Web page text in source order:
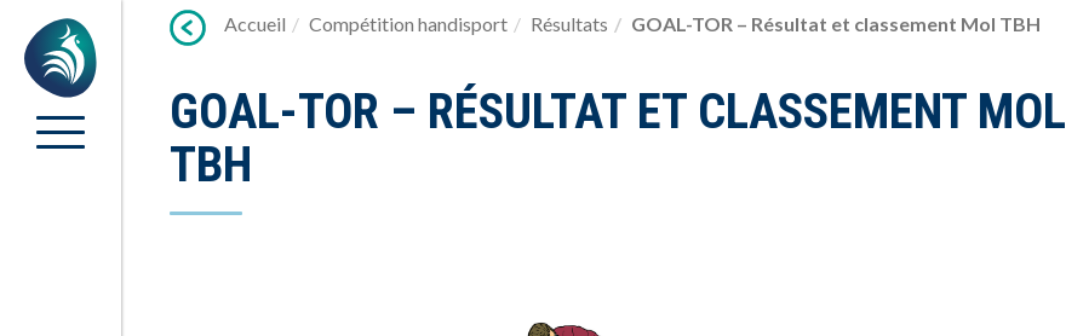
Accueil Compétition handisport Résultats GOAL-TOR – Résultat et classement Mol TBH
GOAL-TOR – RÉSULTAT ET CLASSEMENT MOL
TBH